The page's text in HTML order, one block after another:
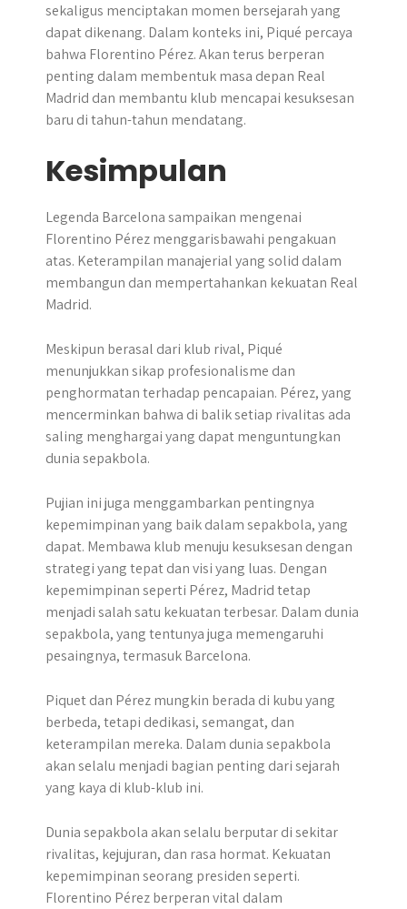
sekaligus menciptakan momen bersejarah yang
dapat dikenang. ​Dalam konteks ini, Piqué percaya
bahwa Florentino Pérez. Akan terus berperan
penting dalam membentuk masa depan Real
Madrid dan membantu klub mencapai kesuksesan
baru di tahun-tahun mendatang.
Kesimpulan
Legenda Barcelona sampaikan mengenai
Florentino Pérez menggarisbawahi pengakuan
atas. Keterampilan manajerial yang solid dalam
membangun dan mempertahankan kekuatan Real
Madrid.
Meskipun berasal dari klub rival, Piqué
menunjukkan sikap profesionalisme dan
penghormatan terhadap pencapaian. Pérez, yang
mencerminkan bahwa di balik setiap rivalitas ada
saling menghargai yang dapat menguntungkan
dunia sepakbola.
Pujian ini juga menggambarkan pentingnya
kepemimpinan yang baik dalam sepakbola, yang
dapat. Membawa klub menuju kesuksesan dengan
strategi yang tepat dan visi yang luas. Dengan
kepemimpinan seperti Pérez, Madrid tetap
menjadi salah satu kekuatan terbesar. Dalam dunia
sepakbola, yang tentunya juga memengaruhi
pesaingnya, termasuk Barcelona.
Piquet dan Pérez mungkin berada di kubu yang
berbeda, tetapi dedikasi, semangat, dan
keterampilan mereka. Dalam dunia sepakbola
akan selalu menjadi bagian penting dari sejarah
yang kaya di klub-klub ini.
Dunia sepakbola akan selalu berputar di sekitar
rivalitas, kejujuran, dan rasa hormat. Kekuatan
kepemimpinan seorang presiden seperti.
Florentino Pérez berperan vital dalam